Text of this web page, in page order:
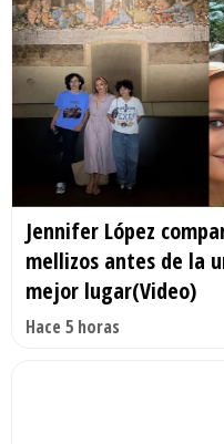
Jennifer López
mellizos antes de la
mejor lugar(Video)
Hace 5 horas